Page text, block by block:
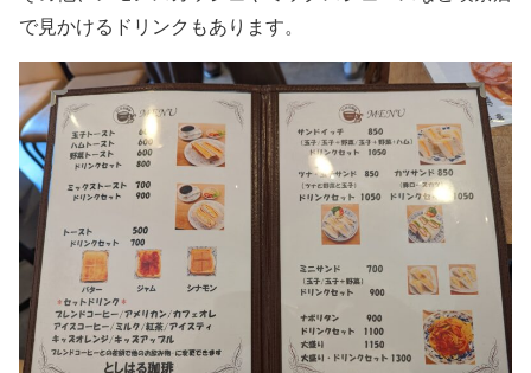
で見かけるドリンクもあります。